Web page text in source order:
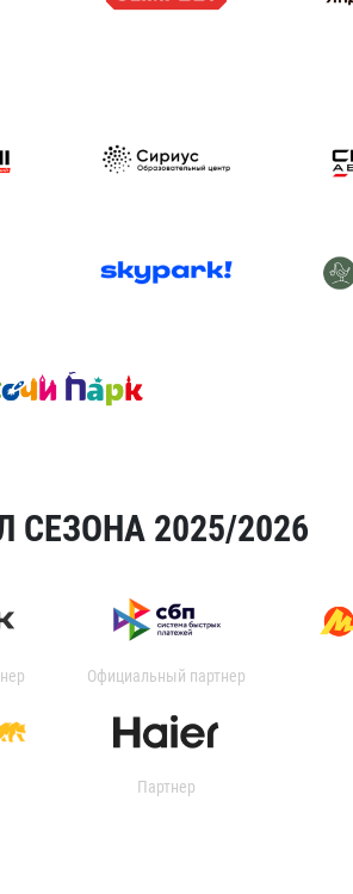
2025/2026
Официальный партнер
Партнер